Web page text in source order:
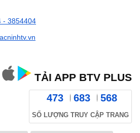
- 3854404
TẢI APP BTV PLUS
473 683 568
SỐ LƯỢNG TRUY CẬP TRANG